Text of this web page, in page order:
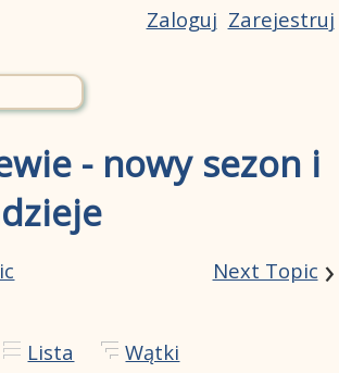
Zaloguj Zarejestruj
- nowy sezon i
Next Topic ›
Lista
Wątki